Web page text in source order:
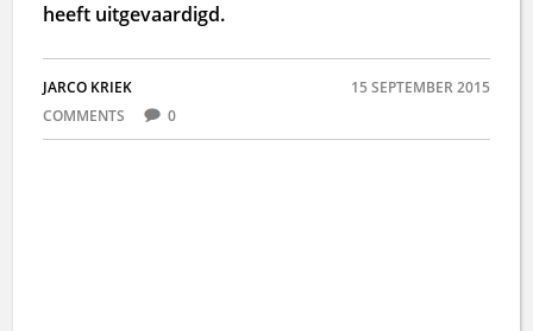
heeft uitgevaardigd.
JARCO KRIEK
15 SEPTEMBER 2015
COMMENTS
0